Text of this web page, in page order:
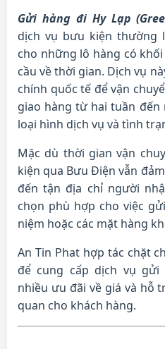
Gửi hàng đi Hy Lạp
dịch vụ bưu kiện thường
cho những lô hàng có
cầu về thời gian. Dịch vụ
chính quốc tế để vận
giao hàng từ hai tuần
loại hình dịch vụ và tình
Mặc dù thời gian vận
kiện qua Bưu Điện vẫn
đến tận địa chỉ người
chọn phù hợp cho việc
niệm hoặc các mặt hàng
An Tin Phat hợp tác chặt
để cung cấp dịch vụ gửi
nhiều ưu đãi về giá và hỗ
quan cho khách hàng.